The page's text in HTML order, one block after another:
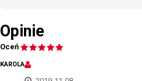
Opinie
Oceń
KAROLA